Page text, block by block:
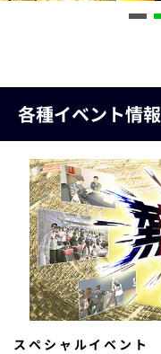
各種イベント情報
スペシャルイベント